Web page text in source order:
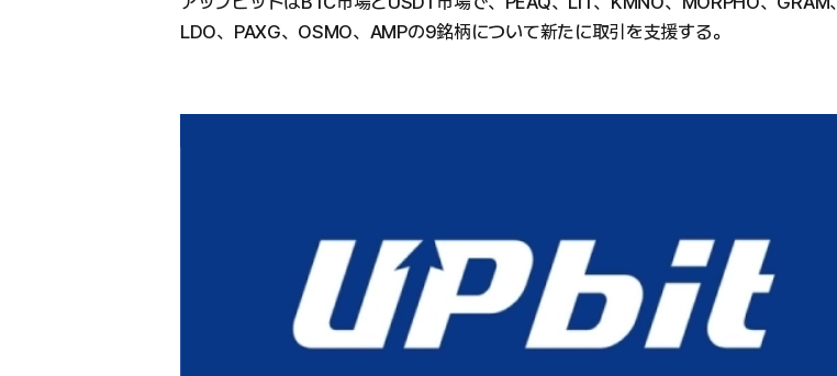
LDO、PAXG、OSMO、AMPの9銘柄について新たに取引を支援する。